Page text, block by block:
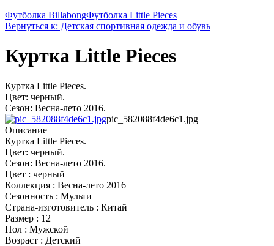
Футболка BillabongФутболка Little Pieces
Вернуться к: Детская спортивная одежда и обувь
Куртка Little Pieces
Куртка Little Pieces.
Цвет: черный.
Сезон: Весна-лето 2016.
pic_582088f4de6c1.jpg
Описание
Куртка Little Pieces.
Цвет: черный.
Сезон: Весна-лето 2016.
Цвет : черный
Коллекция : Весна-лето 2016
Сезонность : Мульти
Страна-изготовитель : Китай
Размер : 12
Пол : Мужской
Возраст : Детский